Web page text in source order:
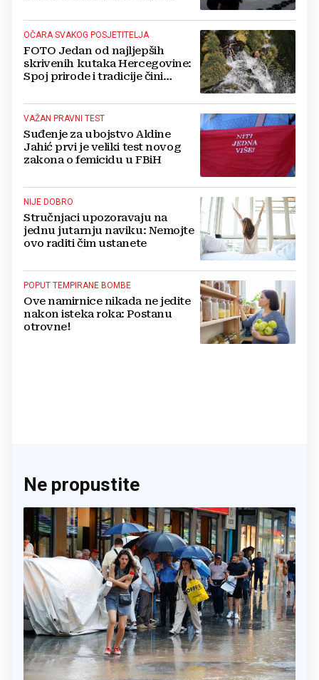
OČARA SVAKOG POSJETITELJA
FOTO Jedan od najljepših
skrivenih kutaka Hercegovine:
Spoj prirode i tradicije čini
destinacijom
VAŽAN PRAVNI TEST
Suđenje za ubojstvo Aldine
Jahić prvi je veliki test novog
zakona o femicidu u FBiH
NIJE DOBRO
Stručnjaci upozoravaju na
jednu jutarnju naviku: Nemojte
ovo raditi čim ustanete
POPUT TEMPIRANE BOMBE
Ove namirnice nikada ne jedite
nakon isteka roka: Postanu
otrovne!
Ne propustite